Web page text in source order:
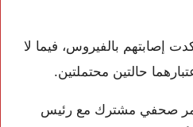
إصابتهم بالفيروس، فيما لا
حالتين محتملتين.
صحفي مشترك مع رئيس